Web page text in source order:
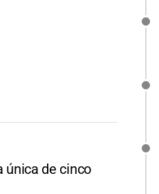
única de cinco